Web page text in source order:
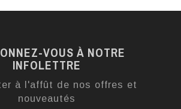
VOUS À NOTRE
INFOLETTRE
à l'affût de nos offres et
nouveautés